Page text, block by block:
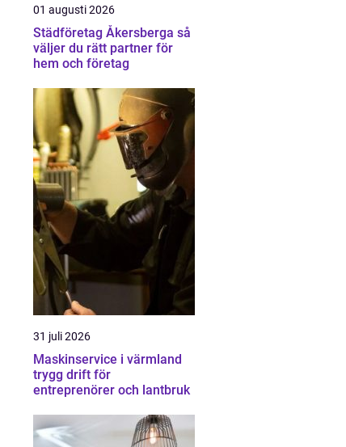
01 augusti 2026
Städföretag Åkersberga så
väljer du rätt partner för
hem och företag
31 juli 2026
Maskinservice i värmland
trygg drift för
entreprenörer och lantbruk